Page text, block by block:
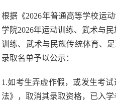
根据《2026年普通高等学校运
学院2026年运动训练、武术与
训练、武术与民族传统体育、
录取名单予以公示：
1.如考生弄虚作假，或发生考
法》，取消其录取资格，已入